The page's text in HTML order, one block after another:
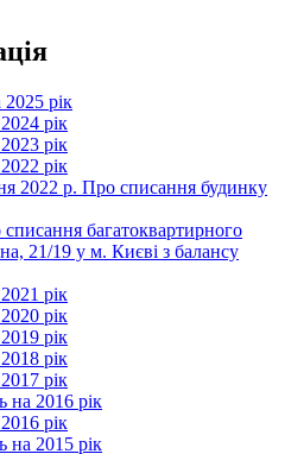
2025 рік
рік
рік
рік
2022 р. Про списання будинку
багатоквартирного
21/19 у м. Києві з балансу
рік
рік
рік
рік
рік
на 2016 рік
рік
на 2015 рік